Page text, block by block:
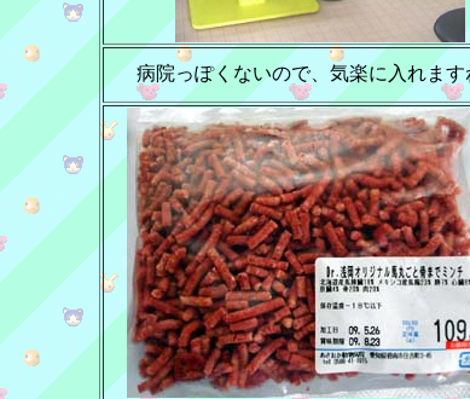
病院っぽくないので、気楽に入れます